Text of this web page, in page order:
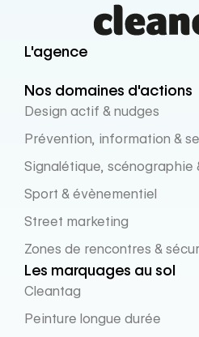
L'agence
Nos domaines d'actions
Design actif & nudges
Prévention, information &
Signalétique, scénographie
Sport & évènementiel
Street marketing
Zones de rencontres &
Les marquages au sol
Cleantag
Peinture longue durée